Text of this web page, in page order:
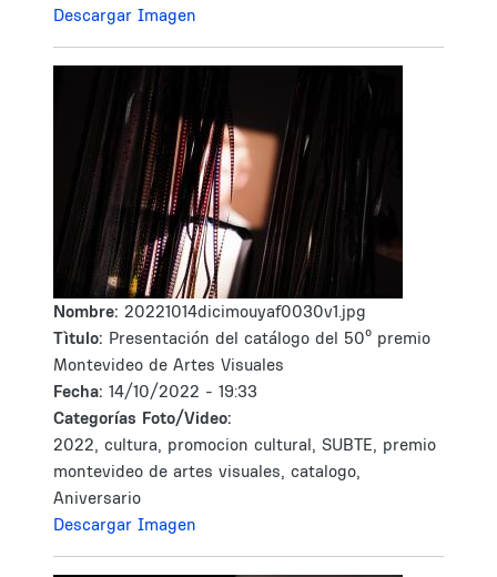
Descargar Imagen
Nombre: 20221014dicimouyaf0030v1.jpg
Tìtulo: Presentación del catálogo del 50º premio
Montevideo de Artes Visuales
Fecha: 14/10/2022 - 19:33
Categorías Foto/Video:
2022, cultura, promocion cultural, SUBTE, premio
montevideo de artes visuales, catalogo,
Aniversario
Descargar Imagen